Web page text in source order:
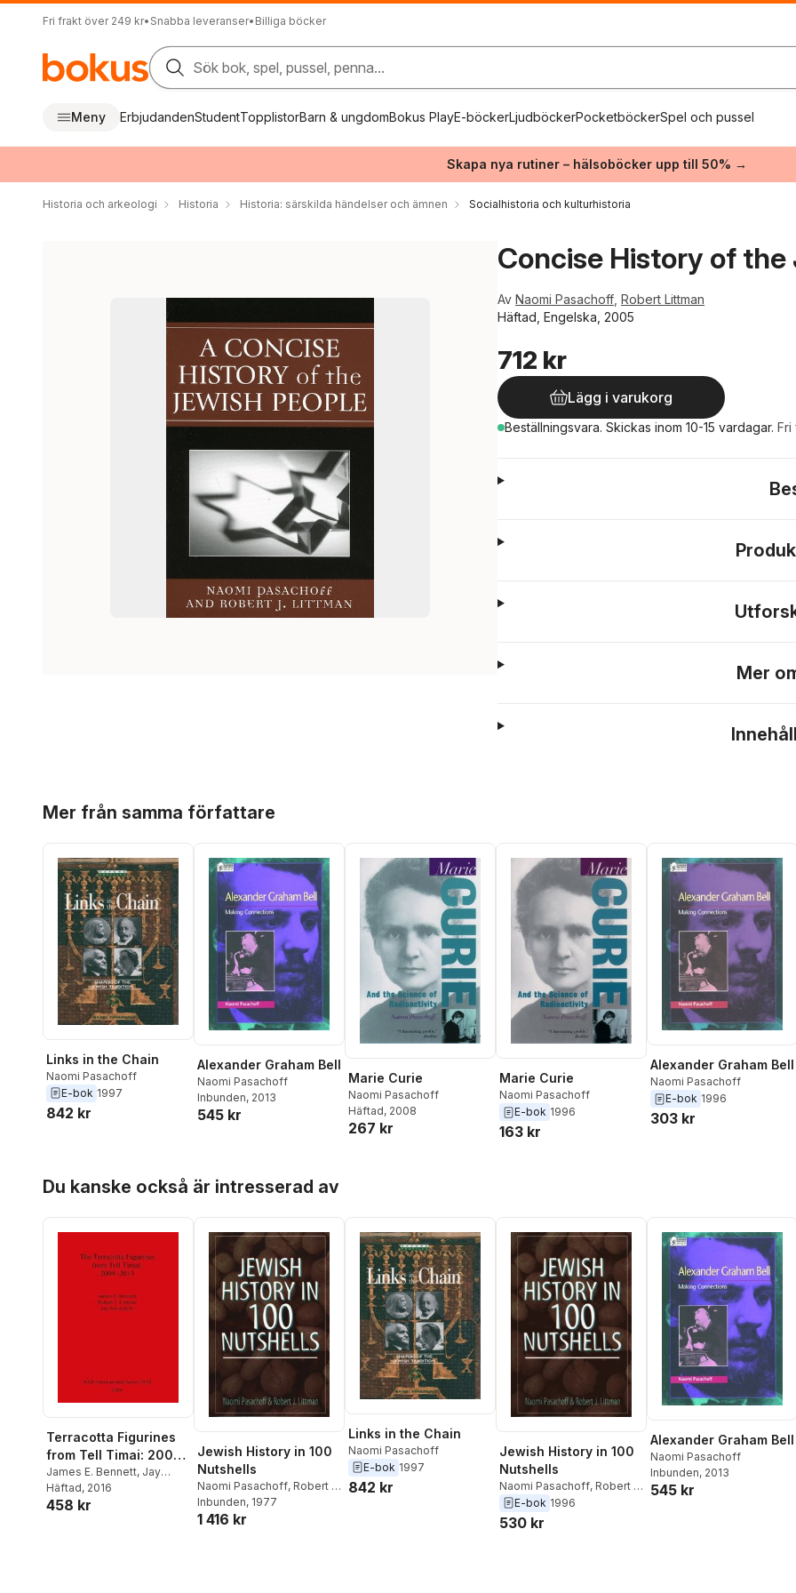
Fri frakt över 249 kr• Snabba leveranser• Billiga böcker
Sök bok, spel, pussel, penna...
Meny ErbjudandenStudentTopplistorBarn & ungdomBokus PlayE-böckerLjudböckerPocketböckerSpel och pussel
Skapa nya rutiner – hälsoböcker upp till 50% →
Historia och arkeologi Historia Historia: särskilda händelser och ämnen Socialhistoria och kulturhistoria
Concise History of the
Av Naomi Pasachoff Robert Littman
Häftad, Engelska, 2005
712 kr
Lägg i varukorg
Beställningsvara. Skickas inom 10-15 vardagar. Fri
Mer
Mer från samma författare
Links in the Chain
Naomi Pasachoff
E-bok 1997
842 kr
Alexander Graham Bell
Naomi Pasachoff
Inbunden, 2013
545 kr
Marie Curie
Naomi Pasachoff
Häftad, 2008
267 kr
Marie Curie
Naomi Pasachoff
E-bok 1996
163 kr
Alexander Graham Bell
Naomi Pasachoff
E-bok 1996
303 kr
Du kanske också är intresserad av
Terracotta Figurines
from Tell Timai: 2009-
2013
James E. Bennett, Jay
Silverstein,Robert Littman
Häftad, 2016
458 kr
Jewish History in 100
Nutshells
Naomi Pasachoff, Robert J.
Littman
Inbunden, 1977
1 416 kr
Links in the Chain
Naomi Pasachoff
E-bok 1997
842 kr
Jewish History in 100
Nutshells
Naomi Pasachoff, Robert J.
Littman
E-bok 1996
530 kr
Alexander Graham Bell
Naomi Pasachoff
Inbunden, 2013
545 kr